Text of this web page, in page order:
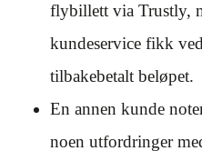
flybillett via Trustly,
kundeservice fikk
tilbakebetalt beløpet.
En annen kunde
noen utfordringer